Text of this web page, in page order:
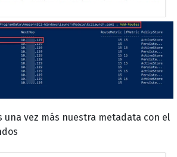
una vez más nuestra metadata con el